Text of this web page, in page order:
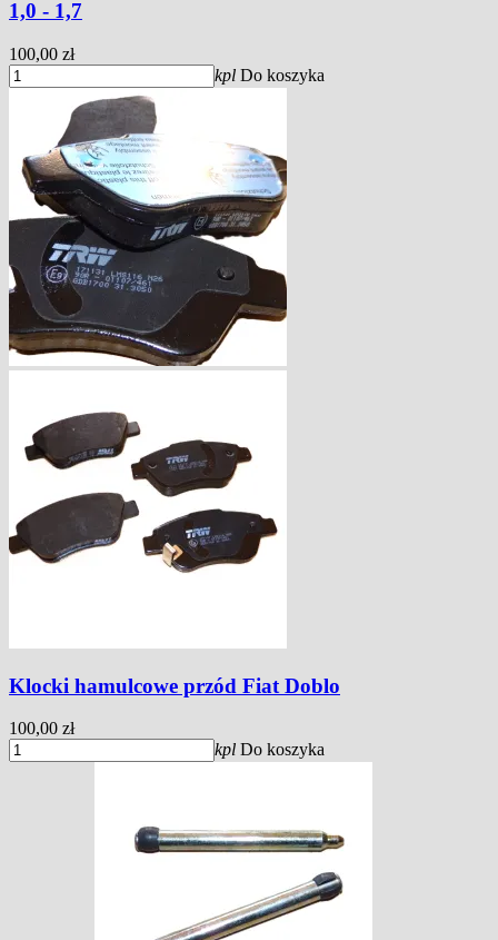
1,0 - 1,7
100,00 zł
kpl Do koszyka
Klocki hamulcowe przód Fiat Doblo
100,00 zł
kpl Do koszyka